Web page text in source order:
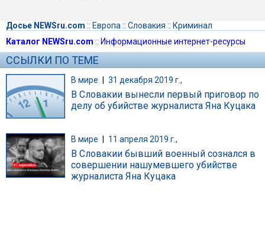
Досье NEWSru.com :: Европа :: Словакия :: Криминал
Каталог NEWSru.com :: Информационные интернет-ресурсы
ССЫЛКИ ПО ТЕМЕ
В мире | 31 декабря 2019 г.,
В Словакии вынесли первый приговор по
делу об убийстве журналиста Яна Куцака
В мире 11 апреля 2019 г.,
В Словакии бывший военный сознался в
совершении нашумевшего убийстве
журналиста Яна Куцака